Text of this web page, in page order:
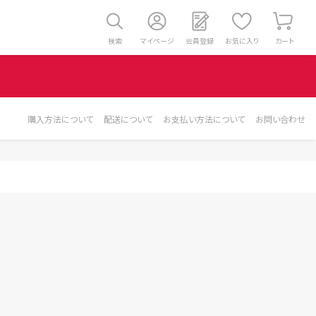
検索 マイページ 会員登録 お気に入り カート
購入方法について 配送について お支払い方法について お問い合わせ